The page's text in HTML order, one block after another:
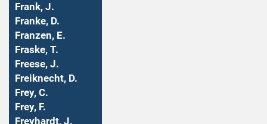
Frank, J.
Franke, D.
Franzen, E.
Fraske, T.
Freese, J.
Freiknecht, D.
Frey, C.
Frey, F.
Freyhardt, J.